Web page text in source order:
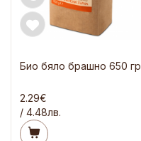
Био бяло брашно 650 гр
2.29€
/ 4.48лв.